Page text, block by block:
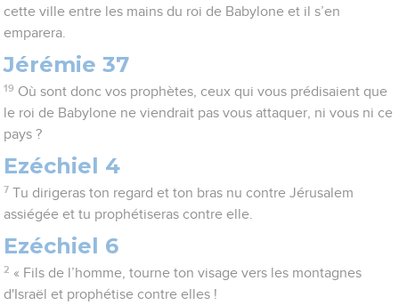
cette ville entre les mains du roi de Babylone et il s’en
emparera.
Jérémie 37
19 Où sont donc vos prophètes, ceux qui vous prédisaient que
le roi de Babylone ne viendrait pas vous attaquer, ni vous ni ce
pays ?
Ezéchiel 4
7 Tu dirigeras ton regard et ton bras nu contre Jérusalem
assiégée et tu prophétiseras contre elle.
Ezéchiel 6
2 « Fils de l’homme, tourne ton visage vers les montagnes
d'Israël et prophétise contre elles !